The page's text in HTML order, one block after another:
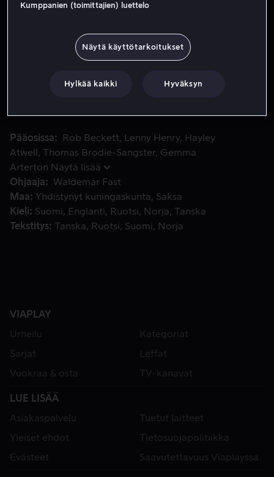
Katso traileri
Edda on kilpa-ajajan urasta haaveileva hiiri, joka auttaa
Edda on kilpa-ajajan urasta haaveileva hiiri, joka auttaa
tapaa suuresti ihailemansa tähtikuski Edin, avautuu
Prix -kisaan!
Pääosissa
Rob Beckett Lenny Henry
Hayley
Atwell
Thomas Brodie-Sangster Gemma
Arterton Näytä lisää
Ohjaaja
Waldemar Fast
Maa
Yhdistynyt kuningaskunta
Saksa
Kieli
Suomi Englanti Ruotsi Norja
Tanska
Tekstitys
Tanska Ruotsi Suomi Norja
VIAPLAY
Urheilu
Kategoriat
Sarjat
Leffat
Vuokraa & osta
TV-kanavat
LUE LISÄÄ
Asiakaspalvelu
Tuetut laitteet
Yleiset ehdot
Tietosuojapolitiikka
Evästeet
Saavutettavuus Viaplayssa
Kumppanien (toimittajien) luettelo
Näytä käyttötarkoitukset
Hylkää kaikki Hyväksyn